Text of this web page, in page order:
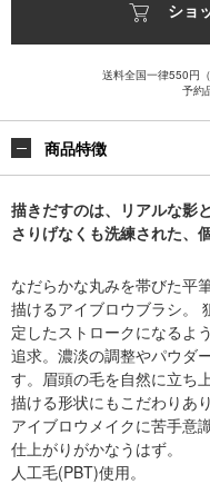
ショ
送料全国一律550円
予約
商品特徴
描きだすのは、リアルな影
さりげなくも洗練された、
なだらかな丸みを帯びた平
描けるアイブロウブラシ。
定したストロークになるよ
追求。濃淡の調整やパウダ
す。眉頭の毛を自然に立ち
描ける形状にもこだわりあり
アイブロウメイクに苦手意
仕上がりがかなうはず。
人工毛(PBT)使用。